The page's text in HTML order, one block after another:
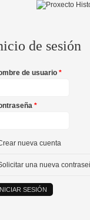
de sesión
de usuario *
*
nueva cuenta
una nueva